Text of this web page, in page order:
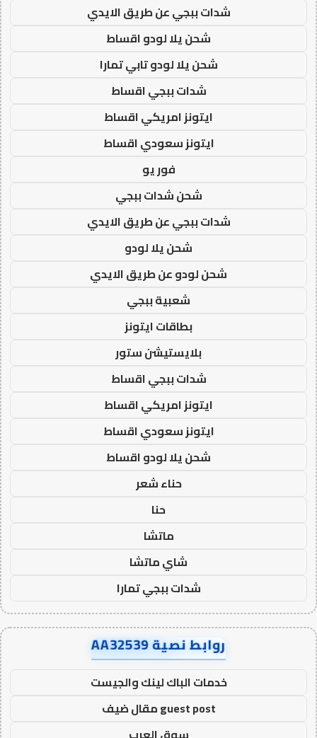
شدات ببجي عن طريق الايدي
شحن يلا لودو اقساط
شحن يلا لودو تابي تمارا
شدات ببجي اقساط
ايتونز امريكي اقساط
ايتونز سعودي اقساط
فور يو
شحن شدات ببجي
شدات ببجي عن طريق الايدي
شحن يلا لودو
شحن لودو عن طريق الايدي
شعبية ببجي
بطاقات ايتونز
بلايستيشن ستور
شدات ببجي اقساط
ايتونز امريكي اقساط
ايتونز سعودي اقساط
شحن يلا لودو اقساط
حناء شعر
حنا
ماتشا
شاي ماتشا
شدات ببجي تمارا
روابط نصية AA32539
خدمات الباك لينك والجيست
guest post مقال ضيف